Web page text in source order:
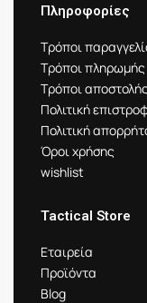
Πληροφορίες
Τρόποι
Τρόποι πληρωμής
Τρόποι αποστολής
Πολιτική
Πολιτική
Όροι χρήσης
wishlist
Tactical Store
Εταιρεία
Προϊόντα
Blog